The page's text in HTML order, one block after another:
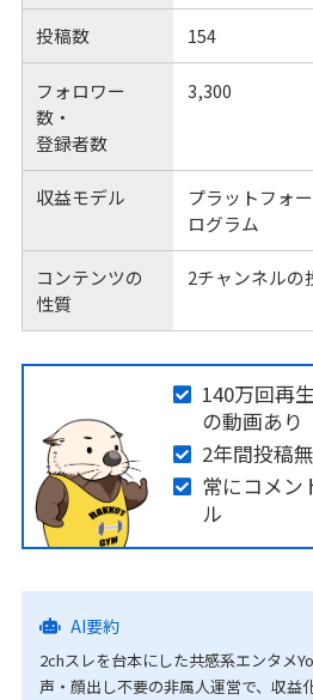
投稿数 154
フォロワー
数・
登録者数
3,300
収益モデル
プラットフォ
ログラム
コンテンツの
性質
2チャンネルの
140万回再
の動画あり
2年間投稿
常にコメン
ル
AI要約
2chスレを台本にした共感系エンタメ
声・顔出し不要の非属人運営で、収益